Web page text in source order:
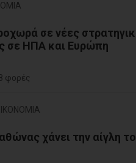
σε νέες
σε ΗΠΑ και Ευρώπη
φορές
χάνει την αίγλη